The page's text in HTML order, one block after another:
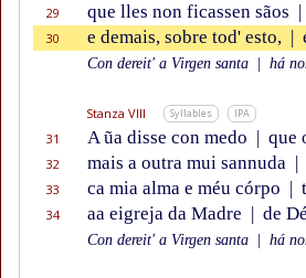
29 que lles non ficassen sãos |
30 e demais, sobre tod' esto, |
Con dereit' a Virgen santa há
Stanza VIII Syllables IPA
31 A ũa disse con medo | que
32 mais a outra mui sannuda |
33 ca mia alma e méu córpo |
34 aa eigreja da Madre | de
Con dereit' a Virgen santa há